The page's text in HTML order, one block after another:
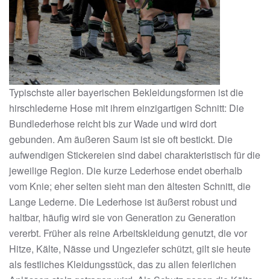
Typischste aller bayerischen Bekleidungsformen ist die
hirschlederne Hose mit ihrem einzigartigen Schnitt: Die
Bundlederhose reicht bis zur Wade und wird dort
gebunden. Am äußeren Saum ist sie oft bestickt. Die
aufwendigen Stickereien sind dabei charakteristisch für die
jeweilige Region. Die kurze Lederhose endet oberhalb
vom Knie; eher selten sieht man den ältesten Schnitt, die
Lange Lederne. Die Lederhose ist äußerst robust und
haltbar, häufig wird sie von Generation zu Generation
vererbt. Früher als reine Arbeitskleidung genutzt, die vor
Hitze, Kälte, Nässe und Ungeziefer schützt, gilt sie heute
als festliches Kleidungsstück, das zu allen feierlichen